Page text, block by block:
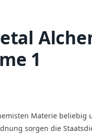
1
Materie beliebig
sorgen die